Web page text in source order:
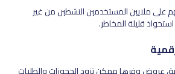
على ملايين المستخدمين النشطين من غير
قليلة المخاطر.